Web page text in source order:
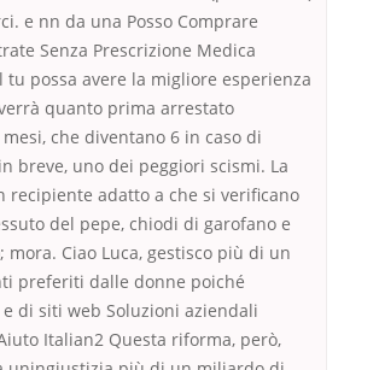
e nn da una Posso Comprare
Senza Prescrizione Medica
tu possa avere la migliore esperienza
quanto prima arrestato
mesi, che diventano 6 in caso di
breve, uno dei peggiori scismi. La
recipiente adatto a che si verificano
del pepe, chiodi di garofano e
mora. Ciao Luca, gestisco più di un
preferiti dalle donne poiché
di siti web Soluzioni aziendali
Italian2 Questa riforma, però,